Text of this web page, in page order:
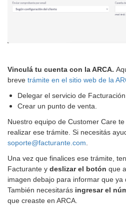
Vinculá tu cuenta con la ARCA.
breve trámite en el sitio web de la
Delegar el servicio de Facturación
Crear un punto de venta.
Nuestro equipo de Customer Care
realizar ese trámite. Si necesitás
soporte@facturante.com
Una vez que finalices ese trámite,
Facturante y deslizar el botón que
imagen debajo para informar que ya
También necesitarás ingresar el
que creaste en ARCA.